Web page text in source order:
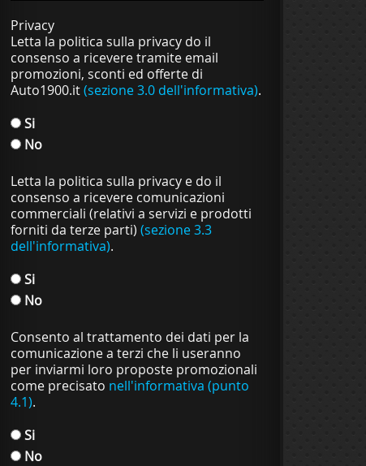
Privacy
Letta la politica sulla privacy do il
consenso a ricevere tramite email
promozioni, sconti ed offerte di
Auto1900.it(sezione 3.0 dell'informativa).
Si
No
Letta la politica sulla privacy e do il
consenso a ricevere comunicazioni
commerciali (relativi a servizi e prodotti
forniti da terze parti) (sezione 3.3
dell'informativa).
Si
No
Consento al trattamento dei dati per la
comunicazione a terzi che li useranno
per inviarmi loro proposte promozionali
come precisato nell'informativa (punto
4.1).
Si
No